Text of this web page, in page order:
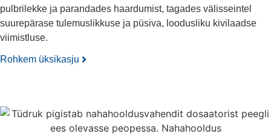
pulbrilekke ja parandades haardumist, tagades välisseintel
suurepärase tulemuslikkuse ja püsiva, loodusliku kivilaadse
viimistluse.
Rohkem üksikasju